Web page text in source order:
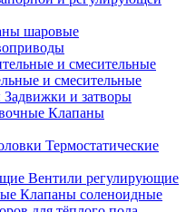
шаровые
и смесительные
Задвижки и затворы
Клапаны
Термостатические
Вентили регулирующие
Клапаны соленоидные